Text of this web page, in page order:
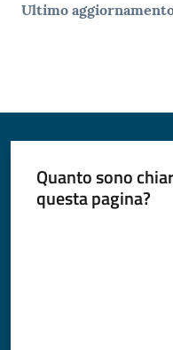
Ultimo
Quanto sono
questa pagina?